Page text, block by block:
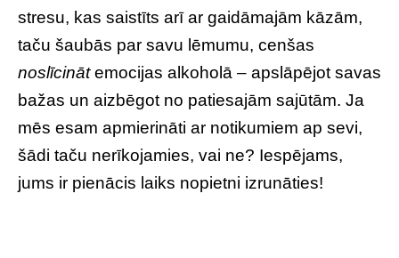
stresu, kas saistīts arī ar gaidāmajām kāzām,
taču šaubās par savu lēmumu, cenšas
noslīcinātemocijas alkoholā – apslāpējot savas
bažas un aizbēgot no patiesajām sajūtām. Ja
mēs esam apmierināti ar notikumiem ap sevi,
šādi taču nerīkojamies, vai ne? Iespējams,
jums ir pienācis laiks nopietni izrunāties!